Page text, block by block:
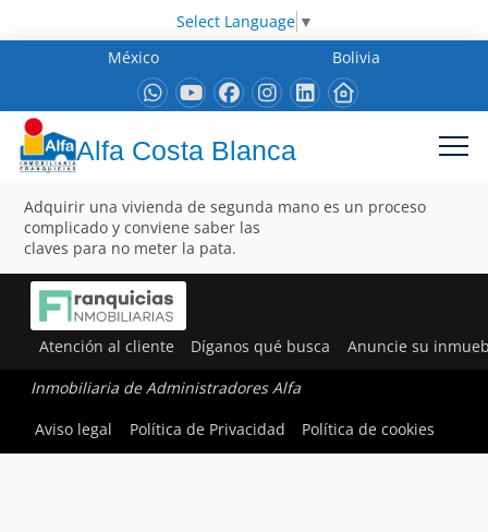
Select Language ▼
México
Bolivia
Alfa Costa Blanca
Adquirir una vivienda de segunda mano es un proceso
complicado y conviene saber las
claves para no meter la pata.
Atención al cliente Díganos qué busca Anuncie su
Inmobiliaria de Administradores Alfa
Aviso legal
Política de Privacidad Política de cookies